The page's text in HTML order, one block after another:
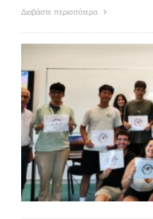
Διαβάστε περισσότερα